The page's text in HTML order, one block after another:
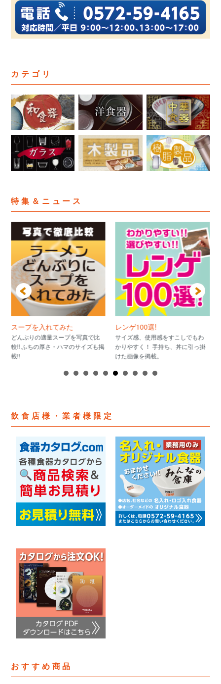
カテゴリ
特集＆ニュース
スープを入れてみた
どんぶりの適量スープを写真で比
較!! ふちの厚さ・ハマのサイズも掲
載!!
レンゲ100選!
サイズ感、使用感をすこしでもわ
かりやすく！ 手持ち、丼に引っ掛
けた画像を掲載。
飲食店様・業者様限定
おすすめ商品